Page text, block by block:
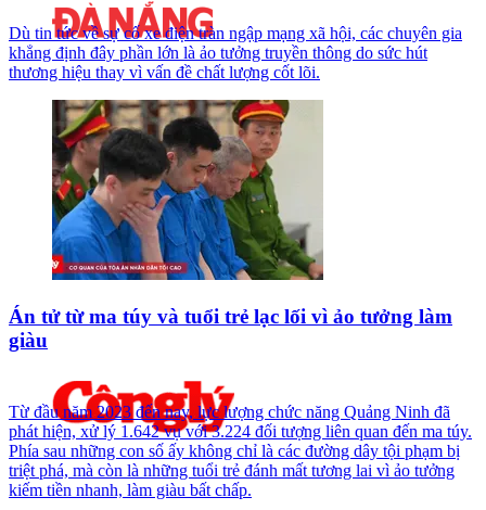
Dù tin tức về sự cố xe điện tràn ngập mạng xã hội, các chuyên gia
khẳng định đây phần lớn là ảo tưởng truyền thông do sức hút
thương hiệu thay vì vấn đề chất lượng cốt lõi.
Án tử từ ma túy và tuổi trẻ lạc lối vì ảo tưởng làm
giàu
Từ đầu năm 2023 đến nay, lực lượng chức năng Quảng Ninh đã
phát hiện, xử lý 1.642 vụ với 3.224 đối tượng liên quan đến ma túy.
Phía sau những con số ấy không chỉ là các đường dây tội phạm bị
triệt phá, mà còn là những tuổi trẻ đánh mất tương lai vì ảo tưởng
kiếm tiền nhanh, làm giàu bất chấp.